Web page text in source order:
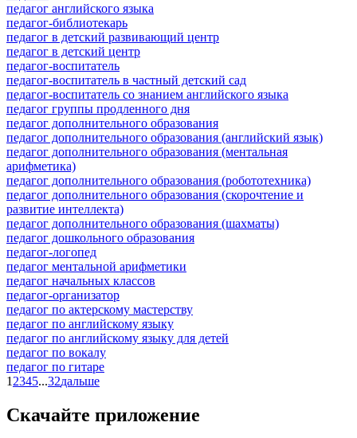
педагог английского языка
педагог-библиотекарь
педагог в детский развивающий центр
педагог в детский центр
педагог-воспитатель
педагог-воспитатель в частный детский сад
педагог-воспитатель со знанием английского языка
педагог группы продленного дня
педагог дополнительного образования
педагог дополнительного образования (английский язык)
педагог дополнительного образования (ментальная
арифметика)
педагог дополнительного образования (робототехника)
педагог дополнительного образования (скорочтение и
развитие интеллекта)
педагог дополнительного образования (шахматы)
педагог дошкольного образования
педагог-логопед
педагог ментальной арифметики
педагог начальных классов
педагог-организатор
педагог по актерскому мастерству
педагог по английскому языку
педагог по английскому языку для детей
педагог по вокалу
педагог по гитаре
1 2345...32дальше
Скачайте приложение